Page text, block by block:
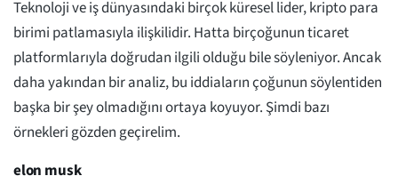
Teknoloji ve iş dünyasındaki birçok küresel lider, kripto para
birimi patlamasıyla ilişkilidir. Hatta birçoğunun ticaret
platformlarıyla doğrudan ilgili olduğu bile söyleniyor. Ancak
daha yakından bir analiz, bu iddiaların çoğunun söylentiden
başka bir şey olmadığını ortaya koyuyor. Şimdi bazı
örnekleri gözden geçirelim.
elon musk